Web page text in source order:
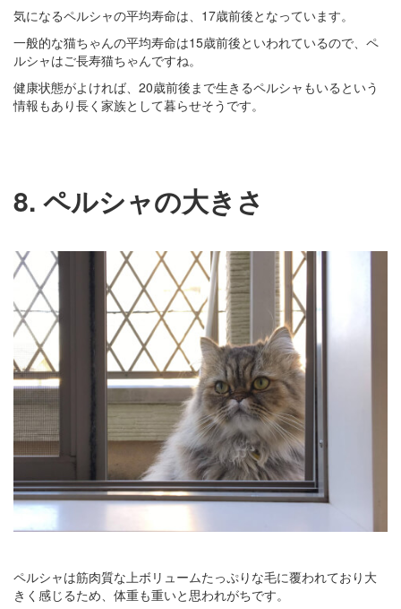
気になるペルシャの平均寿命は、17歳前後となっています。
一般的な猫ちゃんの平均寿命は15歳前後といわれているので、ペ
ルシャはご長寿猫ちゃんですね。
健康状態がよければ、20歳前後まで生きるペルシャもいるという
情報もあり長く家族として暮らせそうです。
8. ペルシャの大きさ
ペルシャは筋肉質な上ボリュームたっぷりな毛に覆われており大
きく感じるため、体重も重いと思われがちです。